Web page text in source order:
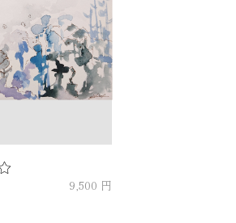
9,500 円